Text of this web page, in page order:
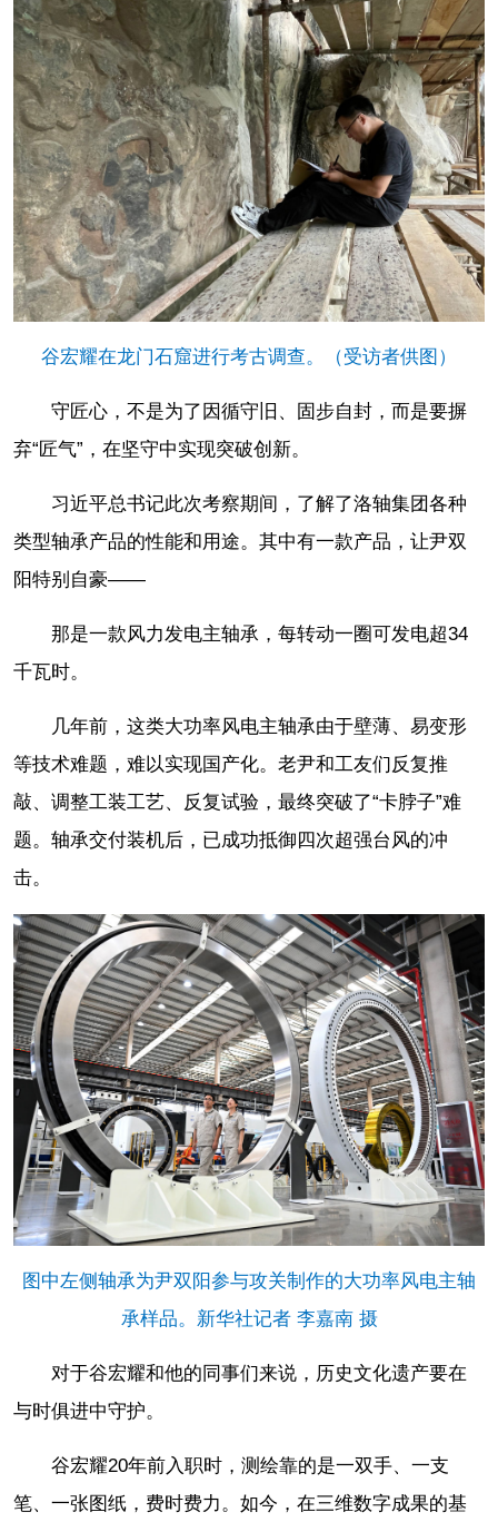
谷宏耀在龙门石窟进行考古调查。（受访者供图）
守匠心，不是为了因循守旧、固步自封，而是要摒
弃“匠气”，在坚守中实现突破创新。
习近平总书记此次考察期间，了解了洛轴集团各种
类型轴承产品的性能和用途。其中有一款产品，让尹双
阳特别自豪——
那是一款风力发电主轴承，每转动一圈可发电超34
千瓦时。
几年前，这类大功率风电主轴承由于壁薄、易变形
等技术难题，难以实现国产化。老尹和工友们反复推
敲、调整工装工艺、反复试验，最终突破了“卡脖子”难
题。轴承交付装机后，已成功抵御四次超强台风的冲
击。
图中左侧轴承为尹双阳参与攻关制作的大功率风电主轴
承样品。新华社记者 李嘉南 摄
对于谷宏耀和他的同事们来说，历史文化遗产要在
与时俱进中守护。
谷宏耀20年前入职时，测绘靠的是一双手、一支
笔、一张图纸，费时费力。如今，在三维数字成果的基